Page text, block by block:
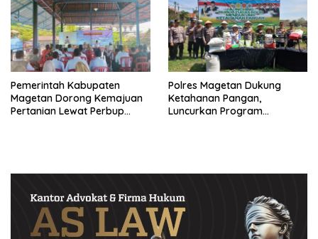
Pemerintah Kabupaten
Magetan Dorong Kemajuan
Pertanian Lewat Perbup
Polres Magetan Dukung
Ketahanan Pangan,
Luncurkan Program